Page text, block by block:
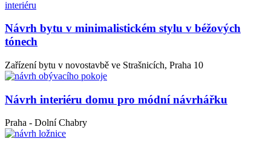
Návrh bytu v minimalistickém stylu v béžových
tónech
Zařízení bytu v novostavbě ve Strašnicích, Praha 10
Návrh interiéru domu pro módní návrhářku
Praha - Dolní Chabry